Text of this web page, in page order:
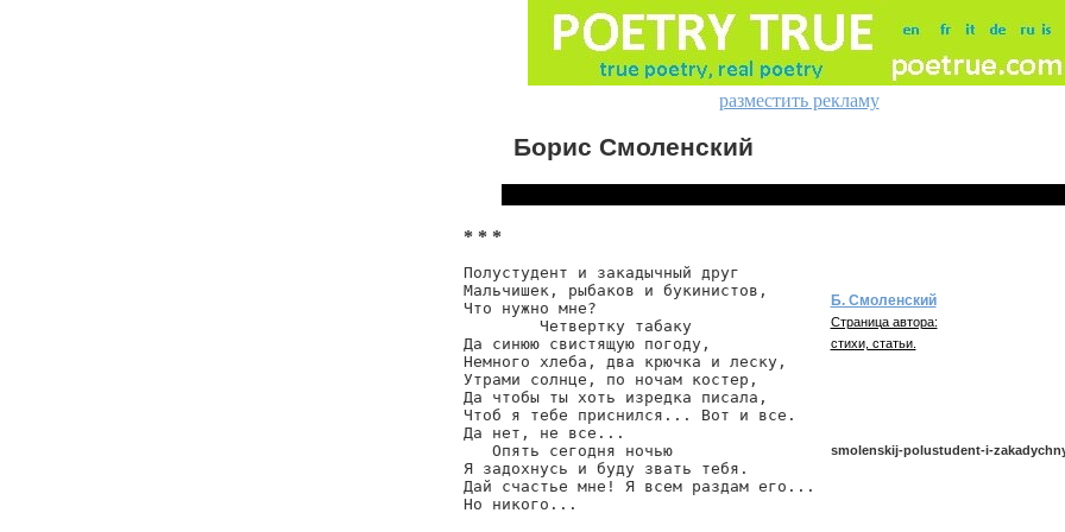
разместить рекламу
Борис Смоленский
* * *
Полустудент и закадычный друг
Мальчишек, рыбаков и букинистов,
Что нужно мне?
        Четвертку табаку
Да синюю свистящую погоду,
Немного хлеба, два крючка и леску,
Утрами солнце, по ночам костер,
Да чтобы ты хоть изредка писала,
Чтоб я тебе приснился... Вот и все.
Да нет, не все...
   Опять сегодня ночью
Я задохнусь и буду звать тебя.
Дай счастье мне! Я всем раздам его...
Но никого...
Б. Смоленский
Страница автора:
стихи, статьи.
smolenskij-polustudent-i-